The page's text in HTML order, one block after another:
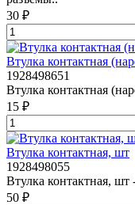
30 ₽
Втулка контактная
1928498651
Втулка контактная
15 ₽
Втулка контактная, шт
1928498055
Втулка контактная, шт
50 ₽